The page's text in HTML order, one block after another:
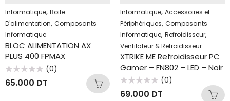
Informatique, Boite
D'alimentation, Composants
Informatique
BLOC ALIMENTATION AX
PLUS 400 FPMAX
0
(0)
65.000 DT
Informatique, Accessoires et
Périphériques, Composants
Informatique, Refroidisseur,
Ventilateur & Refroidisseur
XTRIKE ME Refroidisseur PC
Gamer – FN802 – LED – Noir
0
(0)
69.000 DT